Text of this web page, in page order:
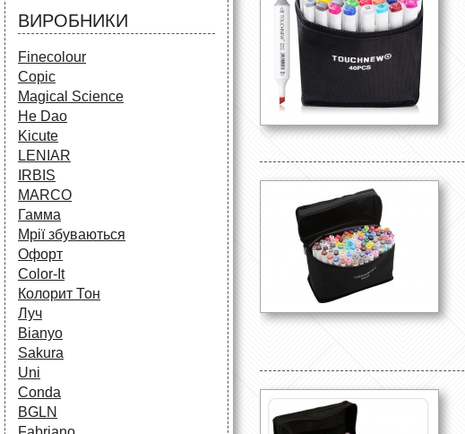
ВИРОБНИКИ
Finecolour
Copic
Magical Science
He Dao
Kicute
LENIAR
IRBIS
MARCO
Гамма
Мрії збуваються
Офорт
Сolor-It
Колорит Тон
Луч
Bianyo
Sakura
Uni
Conda
BGLN